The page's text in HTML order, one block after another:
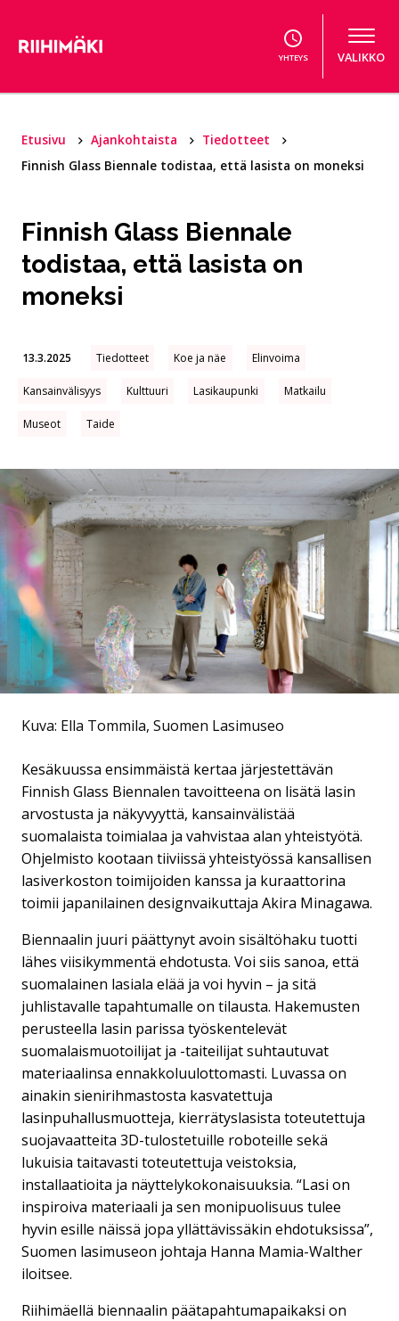
YHTEYS VALIKKO
Etusivu Ajankohtaista
Tiedotteet
Finnish Glass Biennale todistaa, että lasista on moneksi
Finnish Glass Biennale
todistaa, että lasista on
moneksi
13.3.2025 Tiedotteet Koe ja näe Elinvoima
Kansainvälisyys Kulttuuri Lasikaupunki Matkailu
Museot Taide
Kuva: Ella Tommila, Suomen Lasimuseo
Kesäkuussa ensimmäistä kertaa järjestettävän
Finnish Glass Biennalen tavoitteena on lisätä lasin
arvostusta ja näkyvyyttä, kansainvälistää
suomalaista toimialaa ja vahvistaa alan yhteistyötä.
Ohjelmisto kootaan tiiviissä yhteistyössä kansallisen
lasiverkoston toimijoiden kanssa ja kuraattorina
toimii japanilainen designvaikuttaja Akira Minagawa.
Biennaalin juuri päättynyt avoin sisältöhaku tuotti
lähes viisikymmentä ehdotusta. Voi siis sanoa, että
suomalainen lasiala elää ja voi hyvin – ja sitä
juhlistavalle tapahtumalle on tilausta. Hakemusten
perusteella lasin parissa työskentelevät
suomalaismuotoilijat ja -taiteilijat suhtautuvat
materiaalinsa ennakkoluulottomasti. Luvassa on
ainakin sienirihmastosta kasvatettuja
lasinpuhallusmuotteja, kierrätyslasista toteutettuja
suojavaatteita 3D-tulostetuille roboteille sekä
lukuisia taitavasti toteutettuja veistoksia,
installaatioita ja näyttelykokonaisuuksia. “Lasi on
inspiroiva materiaali ja sen monipuolisuus tulee
hyvin esille näissä jopa yllättävissäkin ehdotuksissa”,
Suomen lasimuseon johtaja Hanna Mamia-Walther
iloitsee.
Riihimäellä biennaalin päätapahtumapaikaksi on